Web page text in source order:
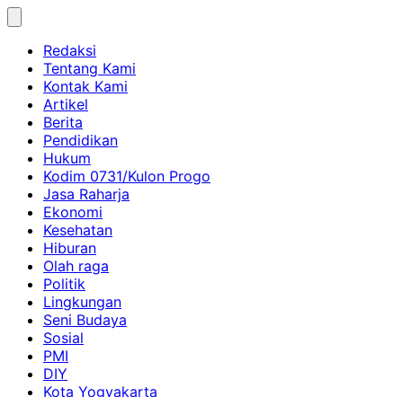
Skip
contentRedaksi
Tentang Kami
Kontak Kami
Artikel
Berita
Pendidikan
Hukum
Kodim 0731/Kulon Progo
Jasa Raharja
Ekonomi
Kesehatan
Hiburan
Olah raga
Politik
Lingkungan
Seni Budaya
Sosial
PMI
DIY
Kota Yogyakarta